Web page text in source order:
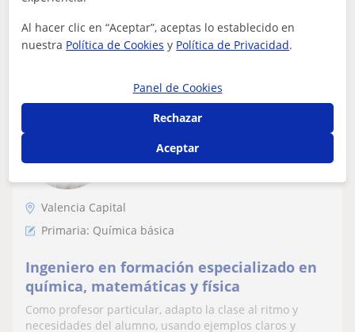
ver más Contactar
/h
David
Valencia Capital
Primaria: Química básica
Ingeniero en formación especializado en
química, matemáticas y física
Como profesor particular, adapto la clase al ritmo y
necesidades del alumno, usando ejemplos claros y
Al hacer clic en “Aceptar”, aceptas lo establecido en
nuestra Política de Cookies y Política de Privacidad.
Panel de Cookies
Rechazar
Aceptar